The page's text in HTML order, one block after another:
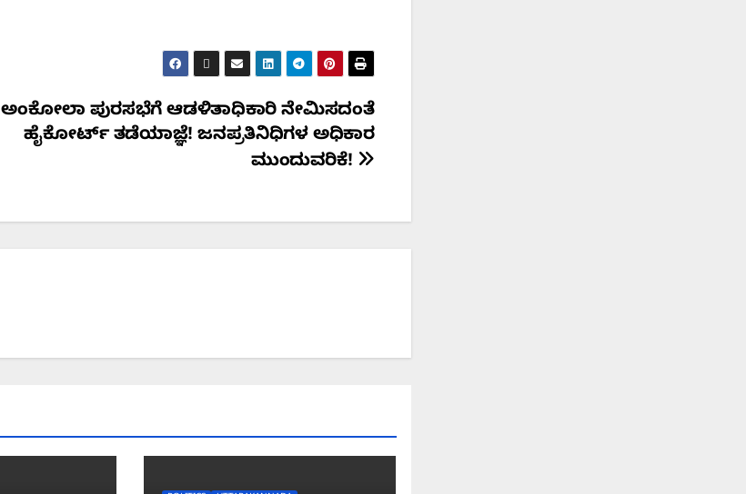
ಅಂಕೋಲಾ ಪುರಸಭೆಗೆ ಆಡಳಿತಾಧಿಕಾರಿ ನೇಮಿಸದಂತೆ
ಹೈಕೋರ್ಟ್ ತಡೆಯಾಜ್ಞೆ! ಜನಪ್ರತಿನಿಧಿಗಳ ಅಧಿಕಾರ
ಮುಂದುವರಿಕೆ!